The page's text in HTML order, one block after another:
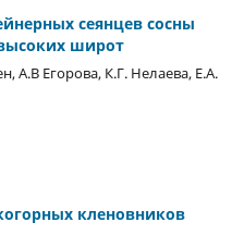
сеянцев сосны
широт
А.В Егорова, К.Г. Нелаева, Е.А.
кленовников